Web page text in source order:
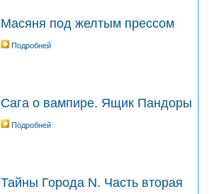
Масяня под желтым прессом
Подробней
Сага о вампире. Ящик Пандоры
Подробней
Тайны Города N. Часть вторая